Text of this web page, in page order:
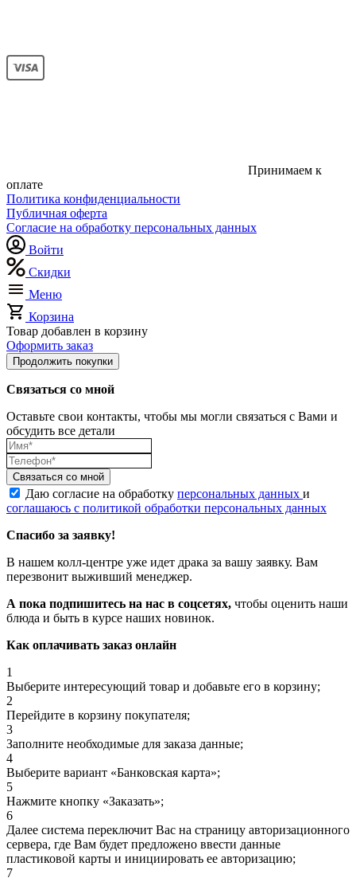
Принимаем к
оплате
Политика конфиденциальности
Публичная оферта
Согласие на обработку персональных данных
Войти
Скидки
Меню
Корзина
Товар добавлен в корзину
Оформить заказ
Продолжить покупки
Связаться со мной
Оставьте свои контакты, чтобы мы могли связаться с Вами и
обсудить все детали
Связаться со мной
Даю согласие на обработку персональных данных и
соглашаюсь с политикой обработки персональных данных
Спасибо за заявку!
В нашем колл-центре уже идет драка за вашу заявку. Вам
перезвонит выживший менеджер.
А пока подпишитесь на нас в соцсетях, чтобы оценить наши
блюда и быть в курсе наших новинок.
Как оплачивать заказ онлайн
1
Выберите интересующий товар и добавьте его в корзину;
2
Перейдите в корзину покупателя;
3
Заполните необходимые для заказа данные;
4
Выберите вариант «Банковская карта»;
5
Нажмите кнопку «Заказать»;
6
Далее система переключит Вас на страницу авторизационного
сервера, где Вам будет предложено ввести данные
пластиковой карты и инициировать ее авторизацию;
7